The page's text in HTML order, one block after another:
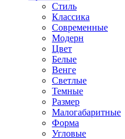
Стиль
Классика
Современные
Модерн
Цвет
Белые
Венге
Светлые
Темные
Размер
Малогабаритные
Форма
Угловые